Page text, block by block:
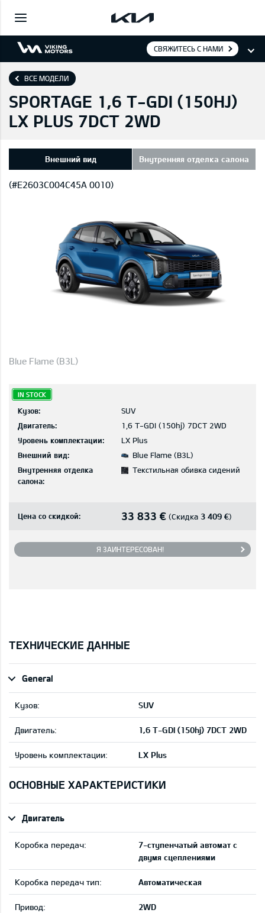
СВЯЖИТЕСЬ С НАМИ
ВСЕ МОДЕЛИ
SPORTAGE 1,6 T-GDI (150HJ)
LX PLUS 7DCT 2WD
Внешний вид Внутренняя отделка салона
(#E2603C004C45A 0010)
Blue Flame (B3L)
IN STOCK
Кузов:
SUV
Двигатель:
1,6 T-GDI (150hj) 7DCT 2WD
Уровень комплектации:
LX Plus
Внешний вид:
Blue Flame (B3L)
Внутренняя отделка
салона:
Текстильная обивка сидений
Цена со скидкой: 33 833 € (Скидка 3 409 €)
Я ЗАИНТЕРЕСОВАН!
ТЕХНИЧЕСКИЕ ДАННЫЕ
General
Кузов: SUV
Двигатель: 1,6 T-GDI (150hj) 7DCT 2WD
Уровень комплектации: LX Plus
ОСНОВНЫЕ ХАРАКТЕРИСТИКИ
Двигатель
Коробка передач:
7-ступенчатый автомат с
двумя сцеплениями
Коробка передач тип: Автоматическая
Привод: 2WD